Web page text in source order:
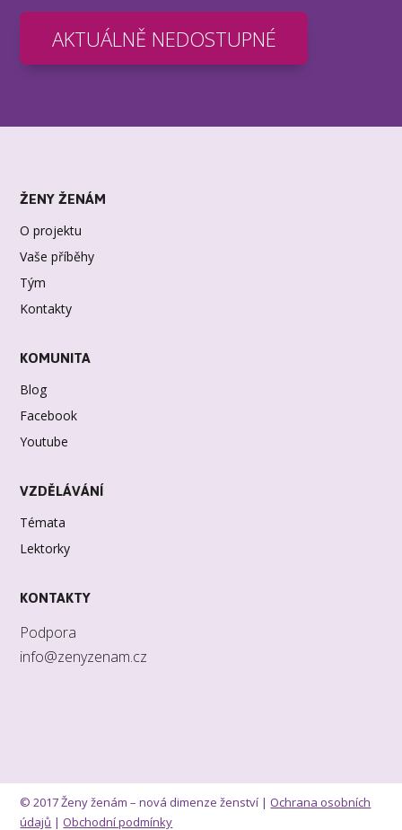
AKTUÁLNĚ NEDOSTUPNÉ
ŽENY ŽENÁM
O projektu
Vaše příběhy
Tým
Kontakty
KOMUNITA
Blog
Facebook
Youtube
VZDĚLÁVÁNÍ
Témata
Lektorky
KONTAKTY
Podpora
info@zenyzenam.cz
© 2017 Ženy ženám – nová dimenze ženství | Ochrana osobních
údajů | Obchodní podmínky